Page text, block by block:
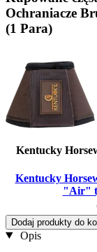
Ochraniacze
(1 Para)
Kentucky
Kentucky
"Air"
Dodaj produkty do
Opis